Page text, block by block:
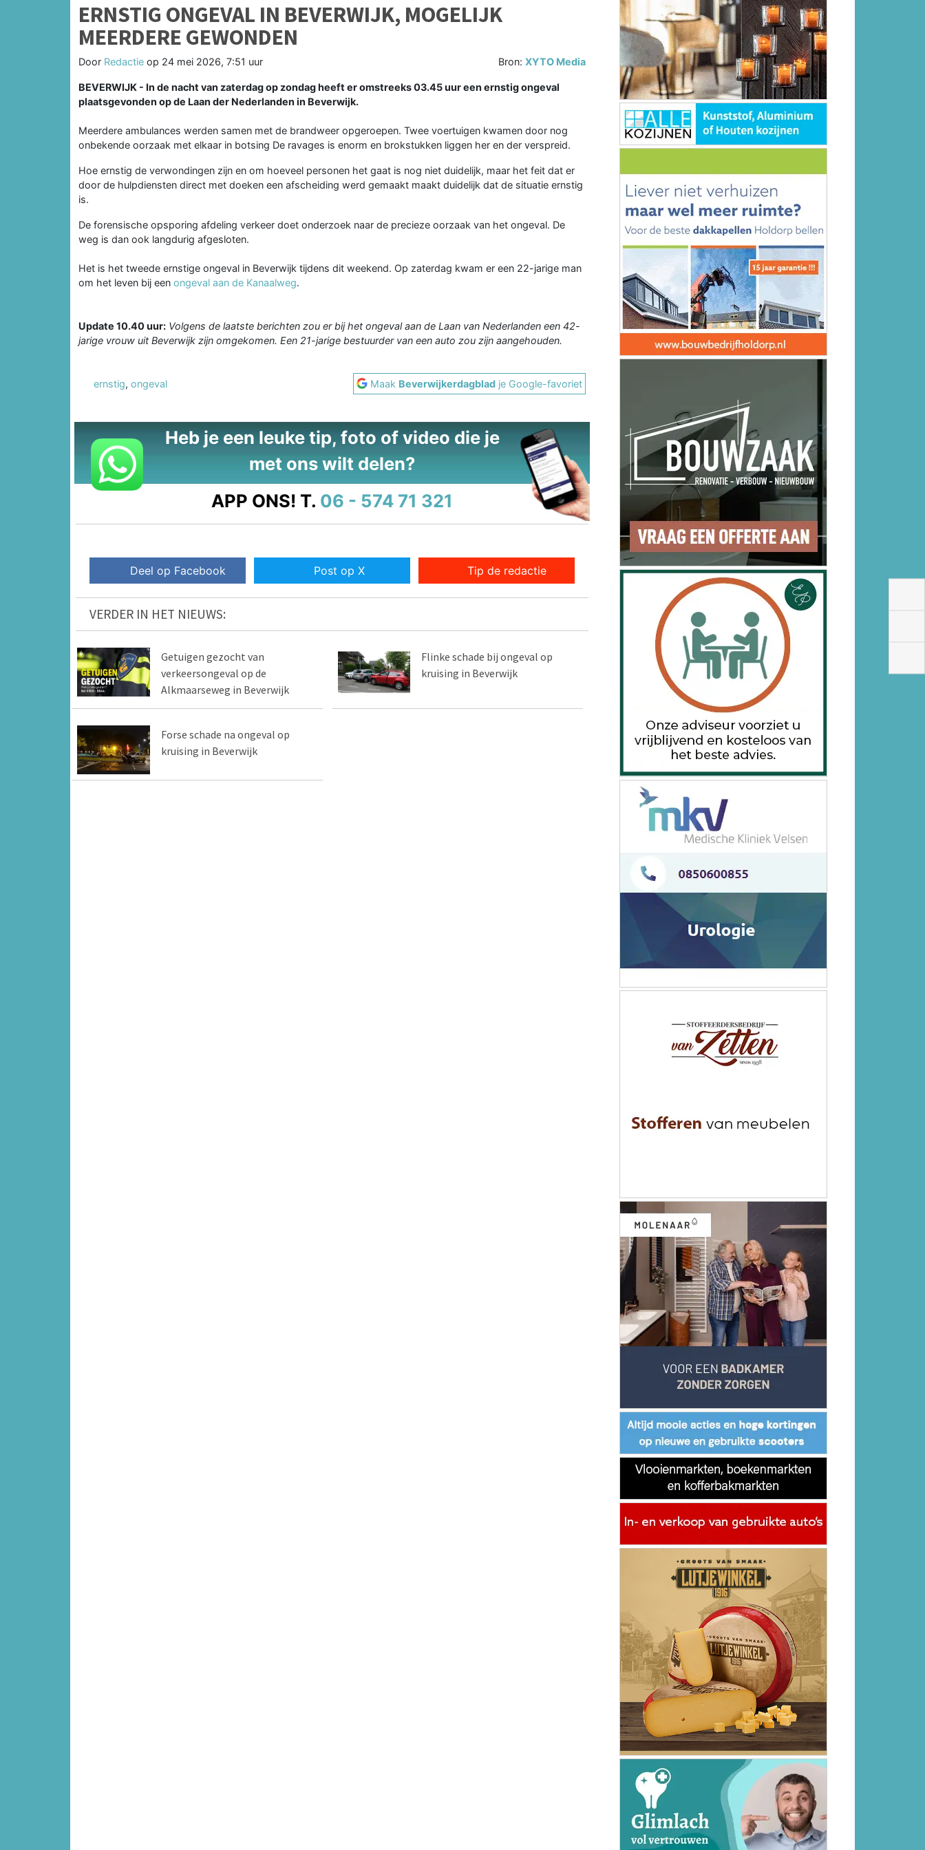
ERNSTIG ONGEVAL IN BEVERWIJK, MOGELIJK
MEERDERE GEWONDEN
Door Redactie op 24 mei 2026, 7:51 uur Bron:XYTO Media
BEVERWIJK - In de nacht van zaterdag op zondag heeft er omstreeks 03.45 uur een ernstig ongeval
plaatsgevonden op de Laan der Nederlanden in Beverwijk.
Meerdere ambulances werden samen met de brandweer opgeroepen. Twee voertuigen kwamen door nog
onbekende oorzaak met elkaar in botsing De ravages is enorm en brokstukken liggen her en der verspreid.
Hoe ernstig de verwondingen zijn en om hoeveel personen het gaat is nog niet duidelijk, maar het feit dat er
door de hulpdiensten direct met doeken een afscheiding werd gemaakt maakt duidelijk dat de situatie ernstig
is.
De forensische opsporing afdeling verkeer doet onderzoek naar de precieze oorzaak van het ongeval. De
weg is dan ook langdurig afgesloten.
Het is het tweede ernstige ongeval in Beverwijk tijdens dit weekend. Op zaterdag kwam er een 22-jarige man
om het leven bij een ongeval aan de Kanaalweg.
Update 10.40 uur: Volgens de laatste berichten zou er bij het ongeval aan de Laan van Nederlanden een 42-
jarige vrouw uit Beverwijk zijn omgekomen. Een 21-jarige bestuurder van een auto zou zijn aangehouden.
ernstig, ongeval Maak Beverwijkerdagblad je Google-favoriet
Heb je een leuke tip, foto of video die je
met ons wilt delen?
APP ONS! T. 06 - 574 71 321
Deel op Facebook Post op X Tip de redactie
VERDER IN HET NIEUWS:
Getuigen gezocht van
verkeersongeval op de
Alkmaarseweg in Beverwijk
Flinke schade bij ongeval op
kruising in Beverwijk
Forse schade na ongeval op
kruising in Beverwijk